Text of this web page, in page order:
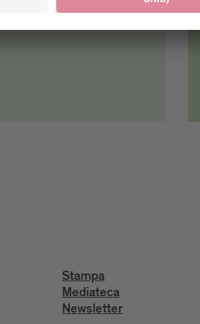
Stampa
Mediateca
Newsletter